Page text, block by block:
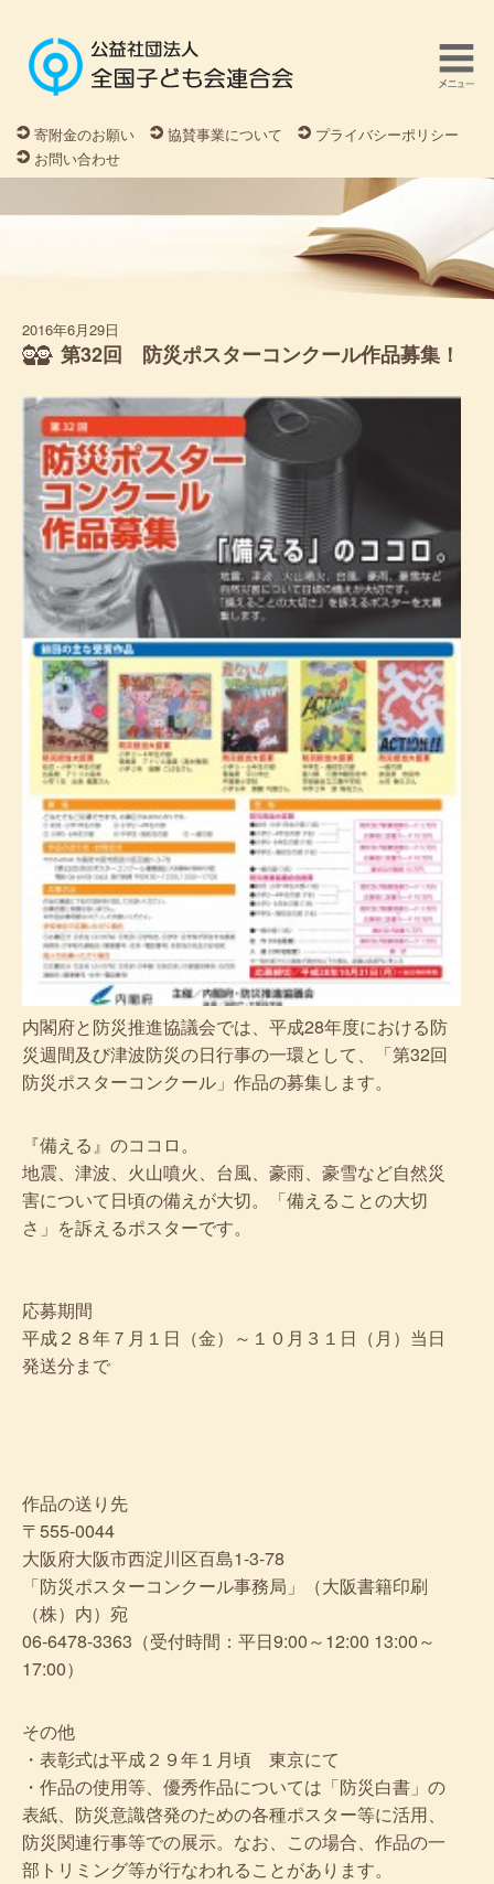
寄附金のお願い 協賛事業について
プライバシーポリシー
お問い合わせ
2016年6月29日
第32回 防災ポスターコンクール作品募集！
内閣府と防災推進協議会では、平成28年度における防
災週間及び津波防災の日行事の一環として、「第32回
防災ポスターコンクール」作品の募集します。
『備える』のココロ。
地震、津波、火山噴火、台風、豪雨、豪雪など自然災
害について日頃の備えが大切。「備えることの大切
さ」を訴えるポスターです。
応募期間
平成２８年７月１日（金）～１０月３１日（月）当日
発送分まで
作品の送り先
〒555-0044
大阪府大阪市西淀川区百島1-3-78
「防災ポスターコンクール事務局」（大阪書籍印刷
（株）内）宛
06-6478-3363（受付時間：平日9:00～12:00 13:00～
17:00）
その他
・表彰式は平成２９年１月頃 東京にて
・作品の使用等、優秀作品については「防災白書」の
表紙、防災意識啓発のための各種ポスター等に活用、
防災関連行事等での展示。なお、この場合、作品の一
部トリミング等が行なわれることがあります。